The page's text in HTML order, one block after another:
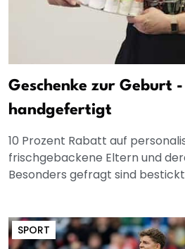
Geschenke zur Geburt
handgefertigt
10 Prozent Rabatt auf
frischgebackene Eltern und
Besonders gefragt sind
SPORT